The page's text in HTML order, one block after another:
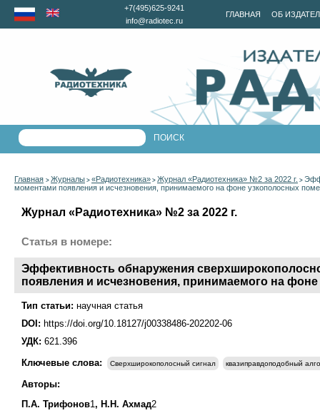
ГЛАВНАЯ ОБ
+7(495)625-9241
info@radiotec.ru
Главная > Журналы > «Радиотехника» > Журнал «Радиотехника» №2 за 2022 г. >
моментами появления и исчезновения, принимаемого на фоне узкополосных
Журнал «Радиотехника» №2 за 2022 г.
Статья в номере:
Эффективность обнаружения
появления и исчезновения, принимаемого на
Тип статьи: научная статья
DOI: https://doi.org/10.18127/j00338486-202202-06
УДК: 621.396
Ключевые слова:
Сверхширокополосный сигнал квазиправдоподобный
Авторы:
П.А. Трифонов1, Н.Н. Ахмад2